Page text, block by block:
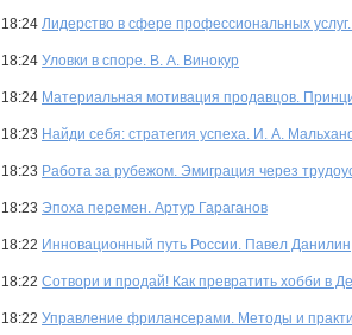
18:24 Лидерство в сфере профессиональных
18:24 Уловки в споре. В. А. Винокур
18:24 Материальная мотивация продавцов.
18:23 Найди себя: стратегия успеха. И. А.
18:23 Работа за рубежом. Эмиграция через
18:23 Эпоха перемен. Артур Гараганов
18:22 Инновационный путь России. Павел
18:22 Сотвори и продай! Как превратить хобби в
18:22 Управление фрилансерами. Методы и